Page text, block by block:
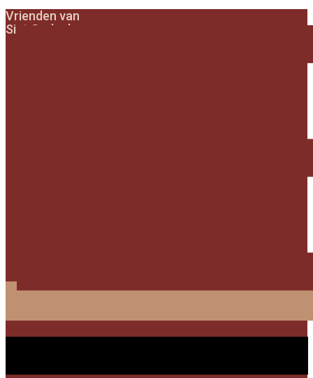
Vrienden van
Sint Gerlach